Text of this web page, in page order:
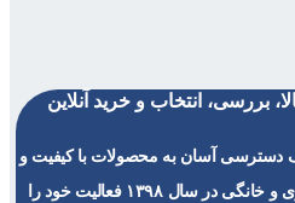
بررسی، انتخاب و خرید آنلاین
دسترسی آسان به محصولات با کیفیت و
استاندارد در زمینه محصولات اداری و خانگی در سال ۱۳۹۸ فعالیت خود را